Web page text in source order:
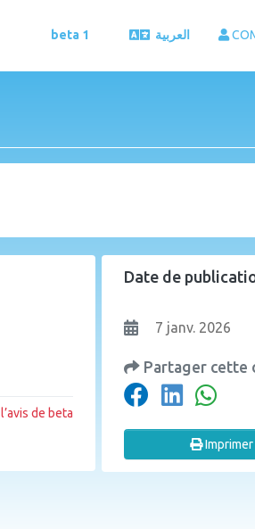
beta 1 العربية
de beta
Date de
7 janv. 2026
Partager cette